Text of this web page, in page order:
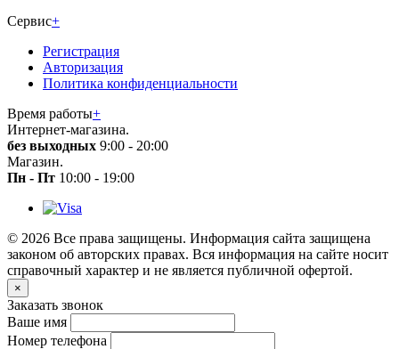
Сервис+
Регистрация
Авторизация
Политика конфиденциальности
Время работы+
Интернет-магазина.
без выходных 9:00 - 20:00
Магазин.
Пн - Пт 10:00 - 19:00
© 2026 Все права защищены. Информация сайта защищена
законом об авторских правах. Вся информация на сайте носит
справочный характер и не является публичной офертой.
×
Заказать звонок
Ваше имя
Номер телефона